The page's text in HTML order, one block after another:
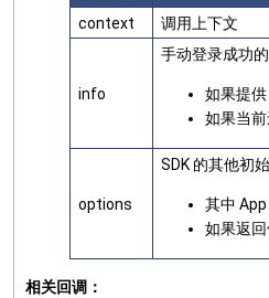
context 调用上下文
info
手动登录成功
如果提
如果当
options
SDK 的其他初
其中
如果返
相关回调：